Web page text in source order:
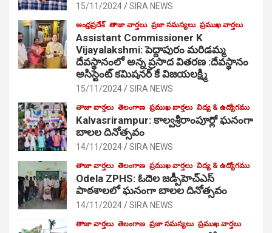
15/11/2024 SIRA NEWS
ఆంధ్రప్రదేశ్ తాజా వార్తలు ప్రజా సమస్యలు ప్రముఖ వార్తలు
Assistant Commissioner K
Vijayalakshmi: పెద్దాపురం మరిడమ్మ
దేవస్థానంలో అన్న ప్రసాద వితరణ :దేవస్థానం
అసిస్టెంట్ కమిషనర్ కే విజయలక్ష్మి
15/11/2024 SIRA NEWS
తాజా వార్తలు తెలంగాణ ప్రముఖ వార్తలు విద్య & ఉద్యోగము
Kalvasrirampur: కాల్వశ్రీరాంపూర్లో ఘనంగా
బాలల దినోత్సవం
14/11/2024 SIRA NEWS
తాజా వార్తలు తెలంగాణ ప్రముఖ వార్తలు విద్య & ఉద్యోగము
Odela ZPHS: ఓదెల జ‌డ్పీహెచ్ఎస్
పాఠ‌శాల‌లో ఘనంగా బాలల దినోత్సవం
14/11/2024 SIRA NEWS
తాజా వార్తలు తెలంగాణ ప్రజా సమస్యలు ప్రముఖ వార్తలు